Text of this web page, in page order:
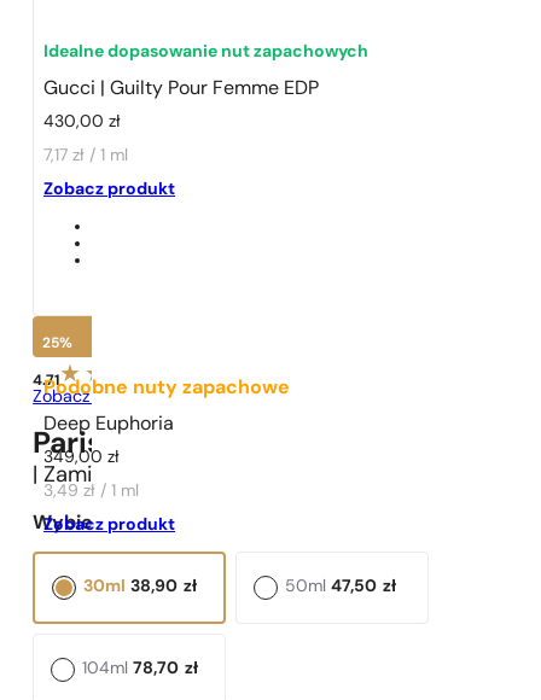
1 - 3 szt.
Idealne dopasowanie nut zapachowych
Gucci | Guilty Pour Femme EDP
430,00zł
7,17 zł / 1 ml
Zobacz produkt
Podobne nuty zapachowe
Deep Euphoria
349,00zł
3,49 zł / 1 ml
Zobacz produkt
25%
4.71
Zobacz opinie
Paris Perfumes N° 42 -
| Zamiennik
Wybierz pojemność:
38,90 zł
30ml 47,50 zł
50ml
78,70 zł
104ml